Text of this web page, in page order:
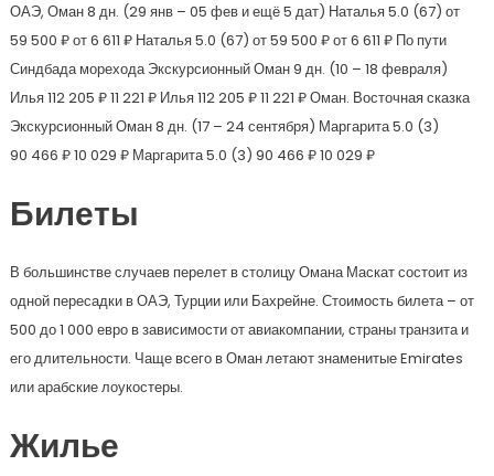
ОАЭ, Оман8 дн. (29 янв – 05 фев и ещё 5 дат) Наталья 5.0 (67) от
59 500 ₽от 6 611 ₽ Наталья 5.0 (67) от 59 500 ₽от 6 611 ₽ По пути
Синдбада морехода Экскурсионный Оман9 дн. (10 – 18 февраля)
Илья112 205 ₽11 221 ₽ Илья112 205 ₽11 221 ₽Оман. Восточная сказка
Экскурсионный Оман8 дн. (17 – 24 сентября) Маргарита 5.0 (3)
90 466 ₽10 029 ₽ Маргарита 5.0 (3) 90 466 ₽10 029 ₽
Билеты
В большинстве случаев перелет в столицу Омана Маскат состоит из
одной пересадки в ОАЭ, Турции или Бахрейне. Стоимость билета – от
500 до 1 000 евро в зависимости от авиакомпании, страны транзита и
его длительности. Чаще всего в Оман летают знаменитые Emirates
или арабские лоукостеры.
Жилье